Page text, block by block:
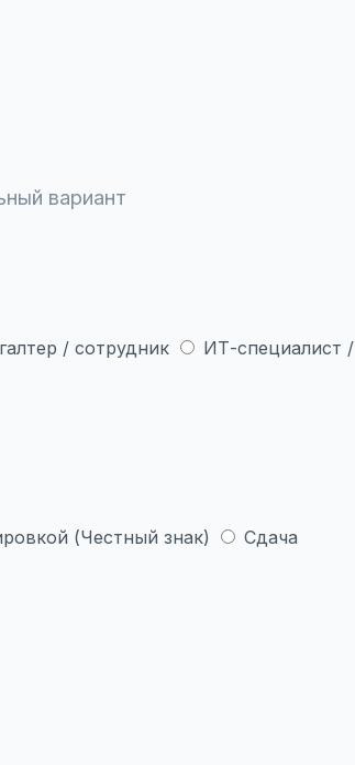
вариант
/ сотрудник
ИТ-специалист /
(Честный знак)
Сдача